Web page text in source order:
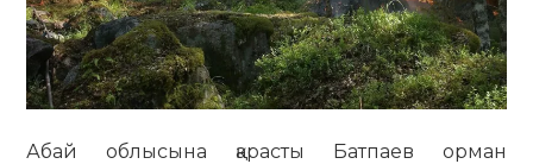
Абай облысына қарасты Батпаев орман